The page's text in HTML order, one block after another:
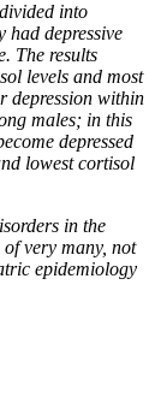
into
had depressive
The results
levels and most
depression within
males; in this
depressed
lowest cortisol
in the
very many, not
epidemiology